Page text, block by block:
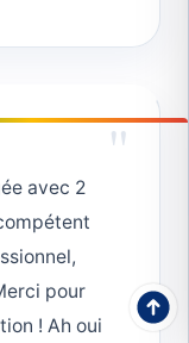
"
avec 2
pour
! Ah oui